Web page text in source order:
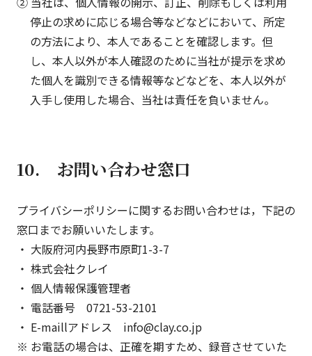
停止の求めに応じる場合等などなどにおいて、所定
の方法により、本人であることを確認します。但
し、本人以外が本人確認のために当社が提示を求め
た個人を識別できる情報等などなどを、本人以外が
入手し使用した場合、当社は責任を負いません。
10. お問い合わせ窓口
プライバシーポリシーに関するお問い合わせは，下記の
窓口までお願いいたします。
・ 大阪府河内長野市原町1-3-7
・ 株式会社クレイ
・ 個人情報保護管理者
・ 電話番号 0721-53-2101
・ E-maillアドレス info@clay.co.jp
※ お電話の場合は、正確を期すため、録音させていた